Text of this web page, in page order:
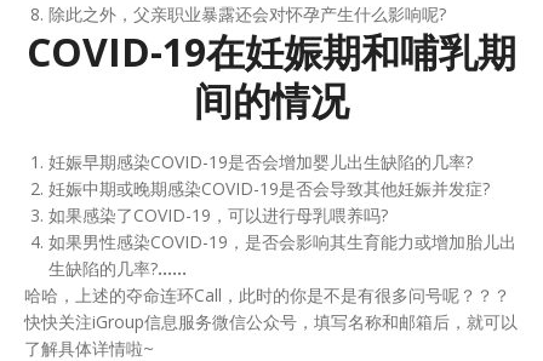
除此之外，父亲职业暴露还会对怀孕产生什么影响呢?
COVID-19在妊娠期和哺乳期
间的情况
妊娠早期感染COVID-19是否会增加婴儿出生缺陷的几率?
妊娠中期或晚期感染COVID-19是否会导致其他妊娠并发症?
如果感染了COVID-19，可以进行母乳喂养吗?
如果男性感染COVID-19，是否会影响其生育能力或增加胎儿出
生缺陷的几率?……
哈哈，上述的夺命连环Call，此时的你是不是有很多问号呢？？？
快快关注iGroup信息服务微信公众号，填写名称和邮箱后，就可以
了解具体详情啦~